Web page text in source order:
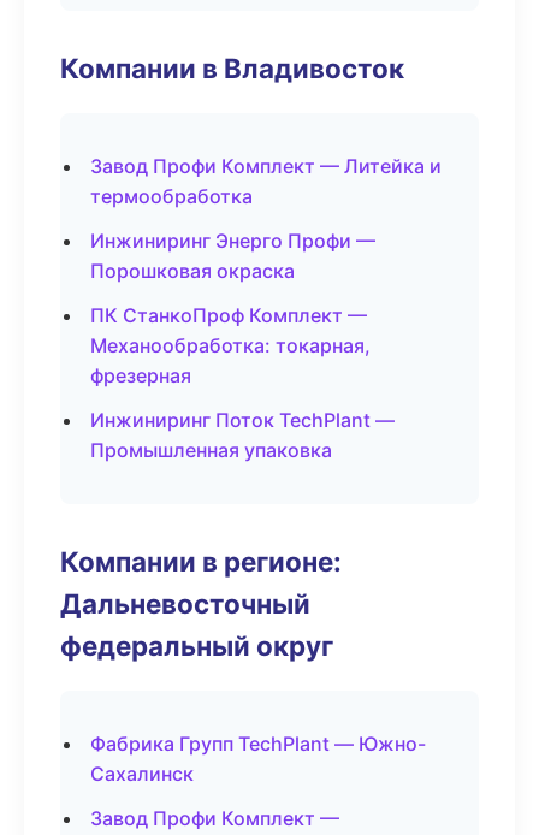
Компании в Владивосток
Завод Профи Комплект — Литейка и
термообработка
Инжиниринг Энерго Профи —
Порошковая окраска
ПК СтанкоПроф Комплект —
Механообработка: токарная,
фрезерная
Инжиниринг Поток TechPlant —
Промышленная упаковка
Компании в регионе:
Дальневосточный
федеральный округ
Фабрика Групп TechPlant — Южно-
Сахалинск
Завод Профи Комплект —